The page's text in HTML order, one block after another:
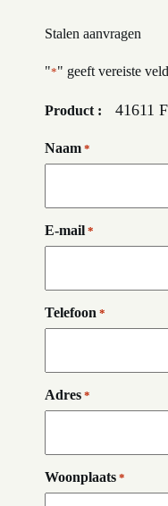
Stalen aanvragen
"*" geeft vereiste
Product : 41611
Naam *
E-mail *
Telefoon *
Adres *
Woonplaats *